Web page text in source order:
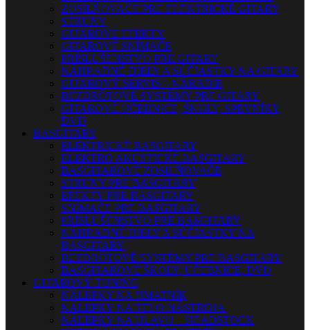
ZOSILŇOVAČE PRE ELEKTRICKÉ GITARY
STRUNY
GITAROVÉ EFEKTY
GITAROVÉ SNÍMAČE
PRÍSLUŠENSTVO PRE GITARY
NÁHRADNÉ DIELY A SÚČIASTKY NA GITARY
GITAROVÝ SERVIS – NÁRADIE
BEZDRÔTOVÉ SYSTÉMY PRE GITARY
GITAROVÉ UČEBNICE, ŠKOLY, SPEVNÍKY,
DVD
BASGITARY
ELEKTRICKÉ BASGITARY
ELEKTRO AKUSTICKÉ BASGITARY
BASGITAROVÉ ZOSILŇOVAČE
STRUNY PRE BASGITARY
EFEKTY PRE BASGITARY
SNÍMAČE PRE BASGITARY
PRÍSLUŠENSTVO PRE BASGITARY
NÁHRADNÉ DIELY A SÚČIASTKY NA
BASGITARY
BEZDRÔTOVÉ SYSTÉMY PRE BASGITARY
BASGITAROVÉ ŠKOLY, UČEBNICE, DVD
GITAROVÝ TUNING
NÁLEPKY NA HMATNÍK
NÁLEPKY NA TELO NÁSTROJA
NÁLEPKY NA HLAVU – HEADSTOCK